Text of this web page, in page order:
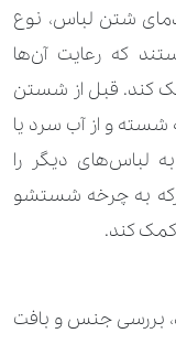
شتن لباس، نوع
که رعایت آن‌ها
کند. قبل از شستن
شسته و از آب سرد یا
لباس‌های دیگر را
به چرخه شستشو
کمک کند.
بررسی جنس و بافت